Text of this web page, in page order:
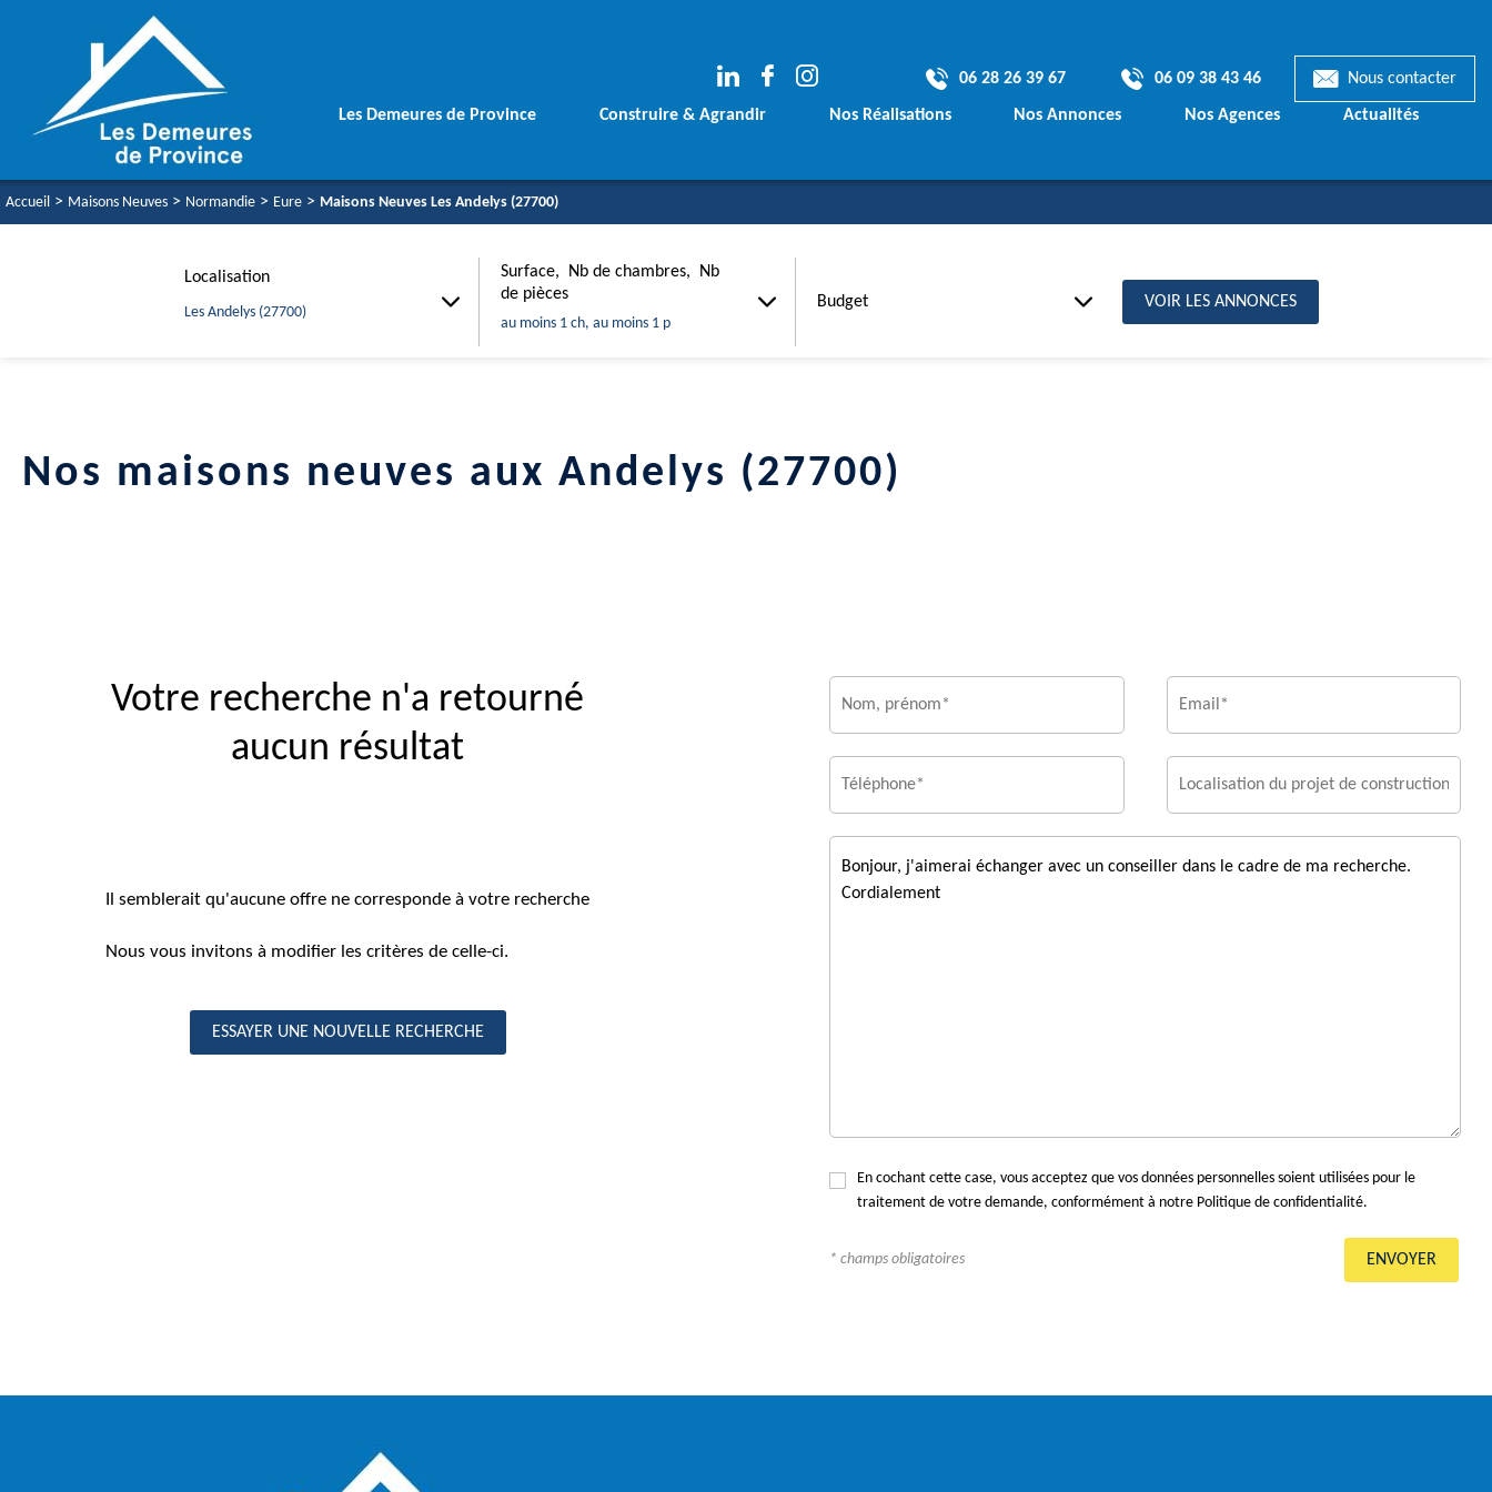
06 28 26 39 67 06 09 38 43 46 Nous contacter
Les Demeures de Province
Une équipe soudée
Votre Maison Autrement
Construire & Agrandir
Votre Terrain
Votre Financement
Vos plans sur mesure
Votre Agrandissement de Maison
Nos Réalisations
Les avants Projets
Les Maisons Contemporaines
Nos Annonces
Terrains & Maisons
Terrains à bâtir
Nos Agences Actualités
Accueil > Maisons Neuves > Normandie > Eure > Maisons Neuves Les Andelys (27700)
Localisation
Les Andelys (27700)
Surface, Nb de chambres, Nb
de pièces
au moins 1 ch, au moins 1 p
Budget
Budget
VOIR LES ANNONCES
Nos maisons neuves aux Andelys (27700)
Votre recherche n'a retourné
aucun résultat
Il semblerait qu'aucune offre ne corresponde à votre recherche
Nous vous invitons à modifier les critères de celle-ci.
ESSAYER UNE NOUVELLE RECHERCHE
En cochant cette case, vous acceptez que vos données personnelles soient utilisées pour le
traitement de votre demande, conformément à notre Politique de confidentialité.
* champs obligatoires